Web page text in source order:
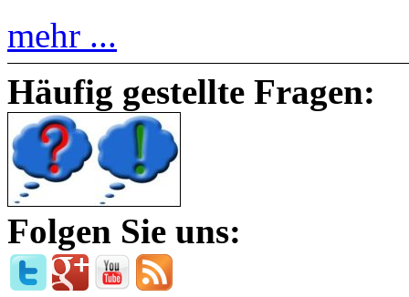
mehr ...
Häufig gestellte Fragen:
Folgen Sie uns: